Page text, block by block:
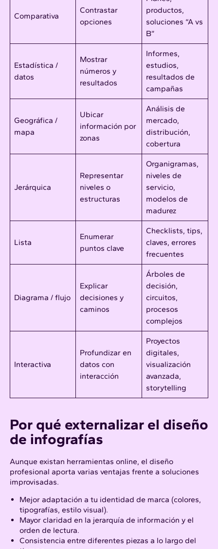
Comparativa
Contrastar
opciones
productos,
soluciones “A vs
B”
Estadística /
datos
Mostrar
números y
resultados
Informes,
estudios,
resultados de
campañas
Geográfica /
mapa
Ubicar
información por
zonas
Análisis de
mercado,
distribución,
cobertura
Jerárquica
Representar
niveles o
estructuras
Organigramas,
niveles de
servicio,
modelos de
madurez
Lista
Enumerar
puntos clave
Checklists, tips,
claves, errores
frecuentes
Diagrama / flujo
Explicar
decisiones y
caminos
Árboles de
decisión,
circuitos,
procesos
complejos
Interactiva
Profundizar en
datos con
interacción
Proyectos
digitales,
visualización
avanzada,
storytelling
Por qué externalizar el diseño
de infografías
Aunque existan herramientas online, el diseño
profesional aporta varias ventajas frente a soluciones
improvisadas.
Mejor adaptación a tu identidad de marca (colores,
tipografías, estilo visual).
Mayor claridad en la jerarquía de información y el
orden de lectura.
Consistencia entre diferentes piezas a lo largo del